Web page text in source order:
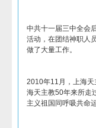
中共十一届三中全会
活动，在团结神职人
做了大量工作。
2010年11月，上海天
海天主教50年来所走
主义祖国同呼吸共命运